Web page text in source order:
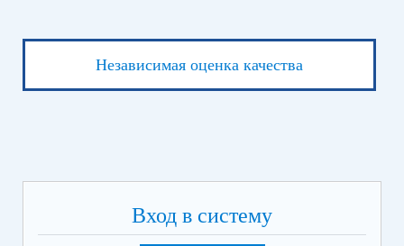
Независимая оценка качества
Вход в систему